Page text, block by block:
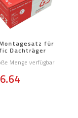
für
Dachträger
Menge verfügbar